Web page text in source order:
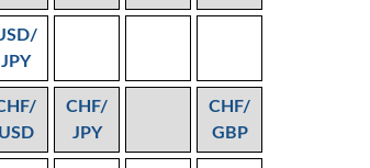
JPY
USD
CHF/
JPY
CHF/
GBP